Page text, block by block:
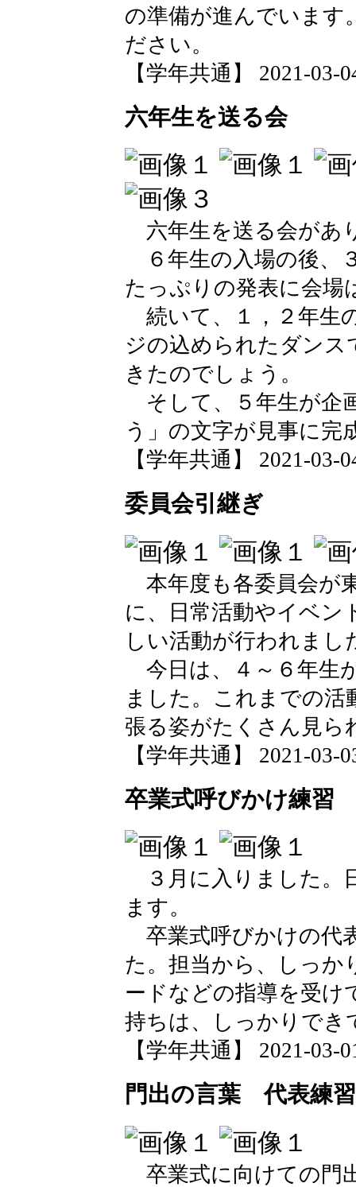
の準備が進んでいます
ださい。
【学年共通】 2021-03-
六年生を送る会
六年生を送る会があ
６年生の入場の後、
たっぷりの発表に会場
続いて、１，２年生
ジの込められたダン
きたのでしょう。
そして、５年生が企
う」の文字が見事に完
【学年共通】 2021-03-
委員会引継ぎ
本年度も各委員会が
に、日常活動やイベン
しい活動が行われまし
今日は、４～６年生
ました。これまでの
張る姿がたくさん見ら
【学年共通】 2021-03-
卒業式呼びかけ練習
３月に入りました。
ます。
卒業式呼びかけの代
た。担当から、しっか
ードなどの指導を受け
持ちは、しっかりでき
【学年共通】 2021-03-
門出の言葉 代表練習
卒業式に向けての門